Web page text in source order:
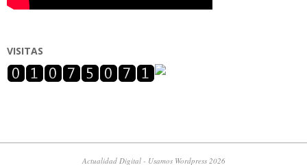
VISITAS
Actualidad Digital - Usamos Wordpress 2026